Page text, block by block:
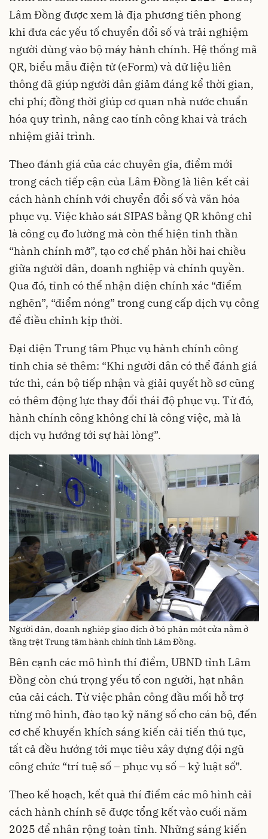
Lâm Đồng được xem là địa phương tiên phong
khi đưa các yếu tố chuyển đổi số và trải nghiệm
người dùng vào bộ máy hành chính. Hệ thống mã
QR, biểu mẫu điện tử (eForm) và dữ liệu liên
thông đã giúp người dân giảm đáng kể thời gian,
chi phí; đồng thời giúp cơ quan nhà nước chuẩn
hóa quy trình, nâng cao tính công khai và trách
nhiệm giải trình.
Theo đánh giá của các chuyên gia, điểm mới
trong cách tiếp cận của Lâm Đồng là liên kết cải
cách hành chính với chuyển đổi số và văn hóa
phục vụ. Việc khảo sát SIPAS bằng QR không chỉ
là công cụ đo lường mà còn thể hiện tinh thần
“hành chính mở”, tạo cơ chế phản hồi hai chiều
giữa người dân, doanh nghiệp và chính quyền.
Qua đó, tỉnh có thể nhận diện chính xác “điểm
nghẽn”, “điểm nóng” trong cung cấp dịch vụ công
để điều chỉnh kịp thời.
Đại diện Trung tâm Phục vụ hành chính công
tỉnh chia sẻ thêm: “Khi người dân có thể đánh giá
tức thì, cán bộ tiếp nhận và giải quyết hồ sơ cũng
có thêm động lực thay đổi thái độ phục vụ. Từ đó,
hành chính công không chỉ là công việc, mà là
dịch vụ hướng tới sự hài lòng”.
Người dân, doanh nghiệp giao dịch ở bộ phận một cửa nằm ở
tầng trệt Trung tâm hành chính tỉnh Lâm Đồng.
Bên cạnh các mô hình thí điểm, UBND tỉnh Lâm
Đồng còn chú trọng yếu tố con người, hạt nhân
của cải cách. Từ việc phân công đầu mối hỗ trợ
từng mô hình, đào tạo kỹ năng số cho cán bộ, đến
cơ chế khuyến khích sáng kiến cải tiến thủ tục,
tất cả đều hướng tới mục tiêu xây dựng đội ngũ
công chức “trí tuệ số – phục vụ số – kỷ luật số”.
Theo kế hoạch, kết quả thí điểm các mô hình cải
cách hành chính sẽ được tổng kết vào cuối năm
2025 để nhân rộng toàn tỉnh. Những sáng kiến